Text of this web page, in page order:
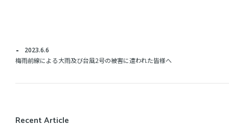
2023.6.6
梅雨前線による大雨及び台風2号の被害に遭われた皆様へ
Recent Article